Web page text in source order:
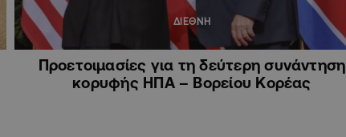
ΔΙΕΘΝΗ
Προετοιμασίες για τη δεύτερη συνάντηση
κορυφής ΗΠΑ – Βορείου Κορέας